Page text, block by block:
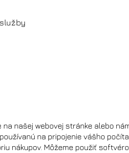
služby
na našej webovej stránke alebo
na pripojenie vášho
nákupov. Môžeme použiť